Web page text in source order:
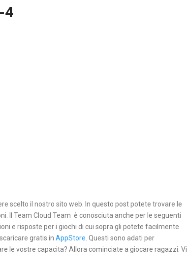
4
scelto il nostro sito web. In questo post potete trovare le
Il Team Cloud Team è conosciuta anche per le seguenti
e risposte per i giochi di cui sopra gli potete facilmente
gratis in AppStore . Questi sono adati per
le vostre capacita? Allora cominciate a giocare ragazzi. Vi